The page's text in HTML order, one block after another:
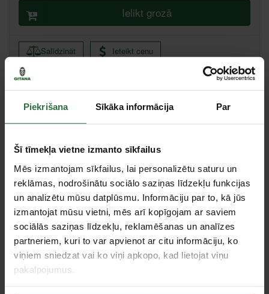
Piekrišana Sīkāka informācija Par
Šī tīmekļa vietne izmanto sīkfailus
Mēs izmantojam sīkfailus, lai personalizētu saturu un
reklāmas, nodrošinātu sociālo saziņas līdzekļu funkcijas
un analizētu mūsu datplūsmu. Informāciju par to, kā jūs
izmantojat mūsu vietni, mēs arī kopīgojam ar saviem
sociālās saziņas līdzekļu, reklamēšanas un analīzes
partneriem, kuri to var apvienot ar citu informāciju, ko
viņiem sniedzat vai ko viņi apkopo, kad lietojat viņu
pakalpojumus.
Ielikt grozā
Salīdzināt Ieteikt cenu
Ikmēneša maksājums no 1.78 €
Minimālā pirmā iemaksa 0.00 €
Apraksts
Specifikācija
Tips
Spīles metālam / Lineāla spīles
Piespiešanas platums